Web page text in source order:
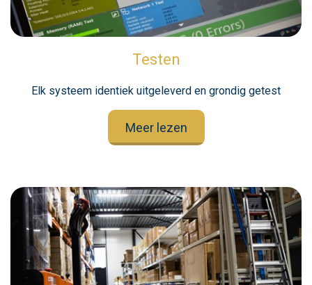
Testen
Elk systeem identiek uitgeleverd en grondig getest
Meer lezen